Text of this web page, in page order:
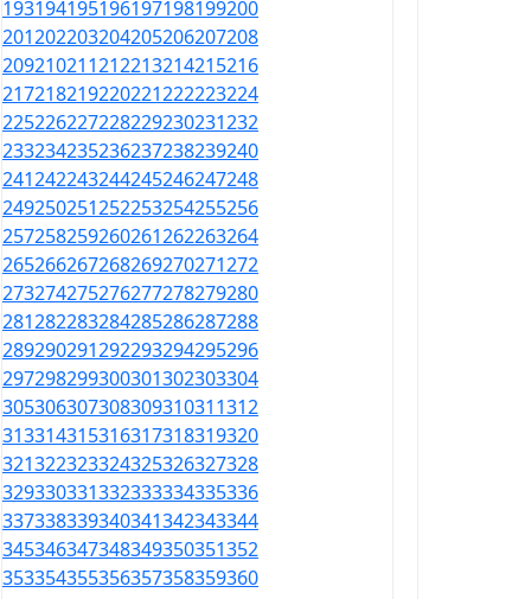
193194195196197198199200
201202203204205206207208
209210211212213214215216
217218219220221222223224
225226227228229230231232
233234235236237238239240
241242243244245246247248
249250251252253254255256
257258259260261262263264
265266267268269270271272
273274275276277278279280
281282283284285286287288
289290291292293294295296
297298299300301302303304
305306307308309310311312
313314315316317318319320
321322323324325326327328
329330331332333334335336
337338339340341342343344
345346347348349350351352
353354355356357358359360